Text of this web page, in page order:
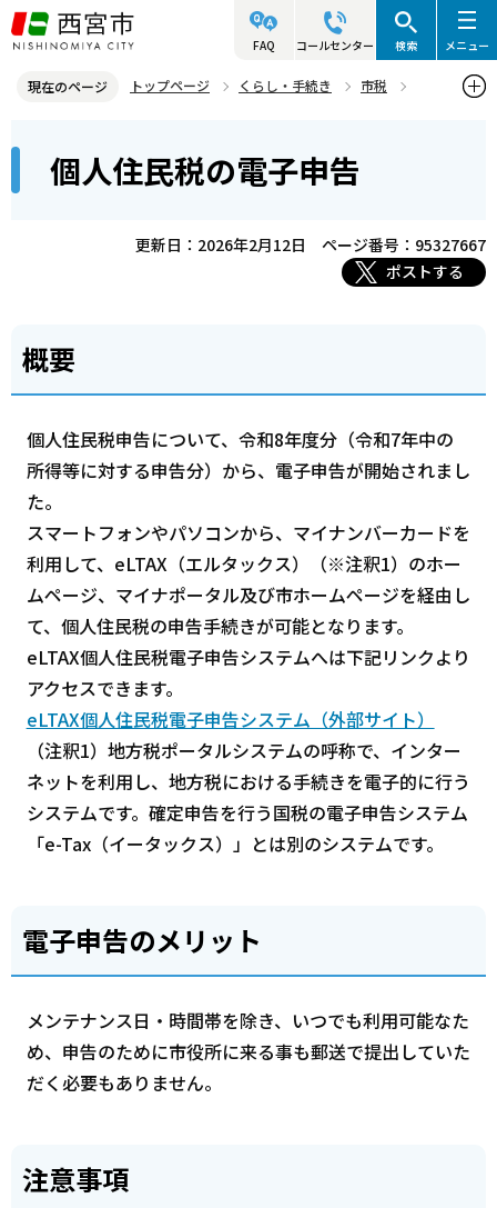
こ
の
ジ
先
FAQ コールセンター 検索 メニュー
現在のページ トップページ くらし・手続き
市税
こ
個人住民税の電子申告
更新日：2026年2月12日
ページ番号：95327667
ポストする
概要
個人住民税申告について、令和8年度分（令和7年中の
所得等に対する申告分）から、電子申告が開始されまし
た。
スマートフォンやパソコンから、マイナンバーカードを
利用して、eLTAX（エルタックス）（※注釈1）のホー
ムページ、マイナポータル及び市ホームページを経由し
て、個人住民税の申告手続きが可能となります。
eLTAX個人住民税電子申告システムへは下記リンクより
アクセスできます。
eLTAX個人住民税電子申告システム（外部サイト）
（注釈1）地方税ポータルシステムの呼称で、インター
ネットを利用し、地方税における手続きを電子的に行う
システムです。確定申告を行う国税の電子申告システム
「e-Tax（イータックス）」とは別のシステムです。
電子申告のメリット
メンテナンス日・時間帯を除き、いつでも利用可能なた
め、申告のために市役所に来る事も郵送で提出していた
だく必要もありません。
注意事項